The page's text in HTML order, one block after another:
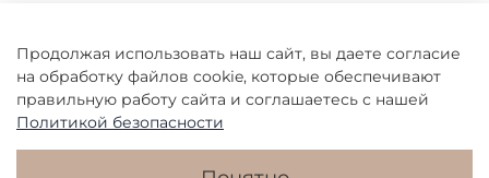
Информация
Клиенту
Продолжая использовать наш сайт, вы даете согласие
на обработку файлов cookie, которые обеспечивают
правильную работу сайта и соглашаетесь с нашей
Политикой безопасности